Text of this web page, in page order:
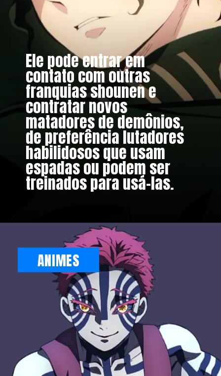
Ele pode entrar em
contato com outras
franquias shounen e
contratar novos
matadores de demônios,
de preferência lutadores
habilidosos que usam
espadas ou podem ser
treinados para usá-las.
ANIMES